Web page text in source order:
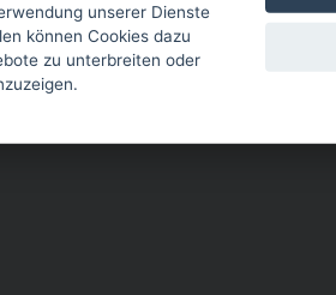
unserer Dienste
können Cookies dazu
zu unterbreiten oder